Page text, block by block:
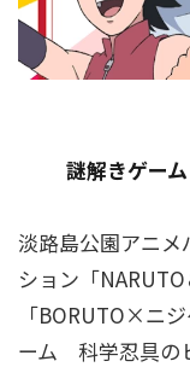
謎解きゲー
淡路島公園アニメ
ション「
「BORUTO×ニ
ーム 科学忍具の